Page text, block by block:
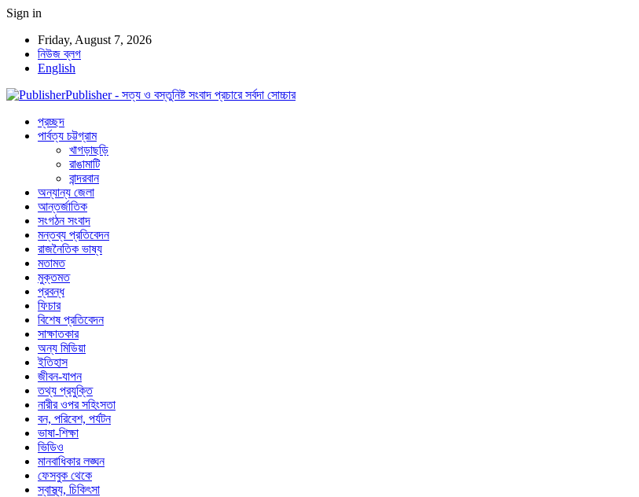
Sign in
Friday, August 7, 2026
নিউজ ব্লগ
English
Publisher - সত্য ও বস্তুনিষ্ট সংবাদ প্রচারে সর্বদা সোচ্চার
প্রচ্ছদ
পার্বত্য চট্টগ্রাম
খাগড়াছড়ি
রাঙামাটি
বান্দরবান
অন্যান্য জেলা
আন্তর্জাতিক
সংগঠন সংবাদ
মন্তব্য প্রতিবেদন
রাজনৈতিক ভাষ্য
মতামত
মুক্তমত
প্রবন্ধ
ফিচার
বিশেষ প্রতিবেদন
সাক্ষাতকার
অন্য মিডিয়া
ইতিহাস
জীবন-যাপন
তথ্য প্রযুক্তি
নারীর ওপর সহিংসতা
বন, পরিবেশ, পর্যটন
ভাষা-শিক্ষা
ভিডিও
মানবাধিকার লঙ্ঘন
ফেসবুক থেকে
স্বাস্থ্য, চিকিৎসা